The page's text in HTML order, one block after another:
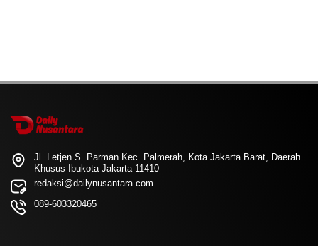
Jl. Letjen S. Parman Kec. Palmerah, Kota Jakarta Barat, Daerah
Khusus Ibukota Jakarta 11410
redaksi@dailynusantara.com
089-603320465